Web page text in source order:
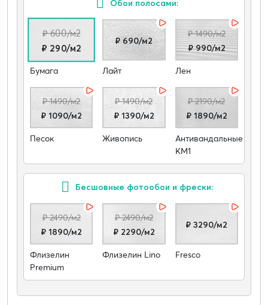
Обои полосами:
₽ 600/м2
₽ 290/м2
Бумага
₽ 690/м2
Лайт
₽ 1490/м2
₽ 990/м2
Лен
₽ 1490/м2
₽ 1090/м2
Песок
₽ 1490/м2
₽ 1390/м2
Живопись
₽ 2190/м2
₽ 1890/м2
Антивандальные
КМ1
Бесшовные фотообои и фрески:
₽ 2490/м2
₽ 1890/м2
Флизелин
Premium
₽ 2490/м2
₽ 2290/м2
Флизелин Lino
₽ 3290/м2
Fresco